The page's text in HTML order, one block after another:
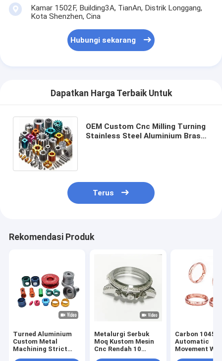
Kamar 1502F, Building3A, TianAn, Distrik Longgang,
Kota Shenzhen, Cina
Hubungi sekarang
Dapatkan Harga Terbaik Untuk
OEM Custom Cnc Milling Turning
Stainless Steel Aluminium Brass
Terus
Rekomendasi Produk
Turned Aluminium
Custom Metal
Machining Strict
Metalurgi Serbuk
Moq Kustom Mesin
Cnc Rendah 10
Carbon 1045
Automatic
Movement